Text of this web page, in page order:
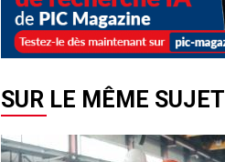
SUR LE MÊME SUJET